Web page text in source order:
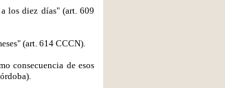
los diez días" (art. 609
(art. 614 CCCN).
consecuencia de esos